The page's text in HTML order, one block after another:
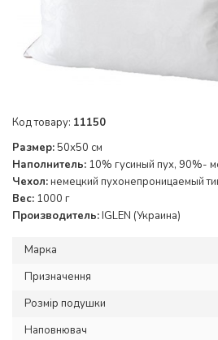
Код товару: 11150
Размер:50х50 см
Наполнитель: 10% гусиный пух, 90%-
Чехол:немецкий пухонепроницаемый
Вес: 1000 г
Производитель:IGLEN (Украина)
Марка
Призначення
Розмір подушки
Наповнювач